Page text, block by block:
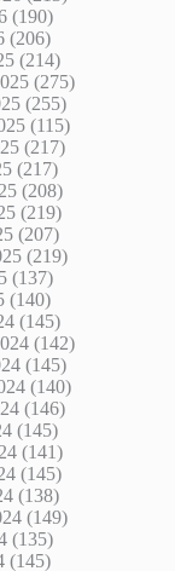
(190)
(206)
(214)
(275)
(255)
(115)
(217)
(217)
(208)
(219)
(207)
(219)
(137)
(140)
(145)
(142)
(145)
(140)
(146)
(145)
(141)
(145)
(138)
(149)
(135)
(145)